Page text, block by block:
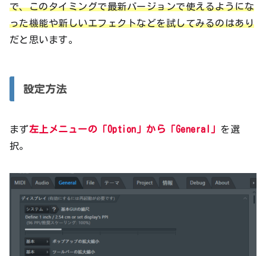
で、このタイミングで最新バージョンで使えるようにな
った機能や新しいエフェクトなどを試してみるのはあり
だと思います。
設定方法
まず左上メニューの「Option」から「General」 を選
択。